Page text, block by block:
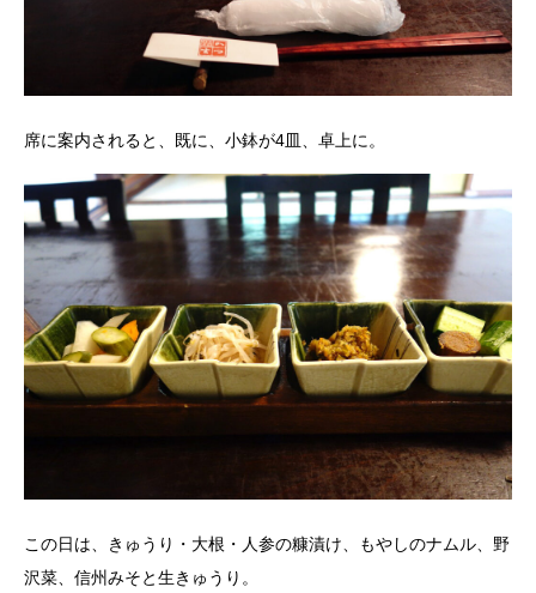
席に案内されると、既に、小鉢が4皿、卓上に。
この日は、きゅうり・大根・人参の糠漬け、もやしのナムル、野
沢菜、信州みそと生きゅうり。